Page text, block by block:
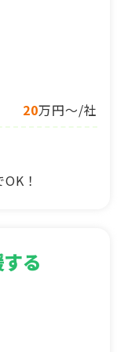
20万円～/社
！
る